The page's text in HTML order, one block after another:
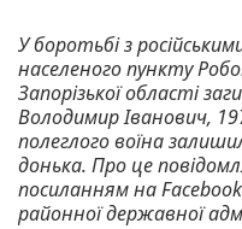
У боротьбі з
населеного пункту
Запорізької області
Володимир Іванович,
полеглого воїна
донька. Про це
посиланням на
районної державної